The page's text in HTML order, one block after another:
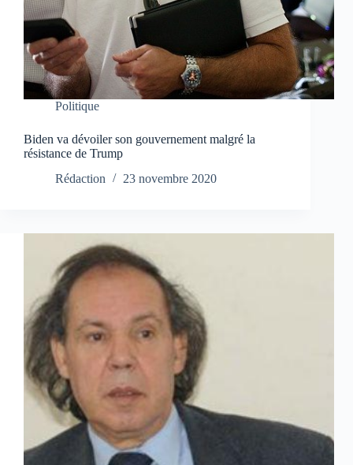
Politique
Biden va dévoiler son gouvernement malgré la
résistance de Trump
Rédaction
23 novembre 2020